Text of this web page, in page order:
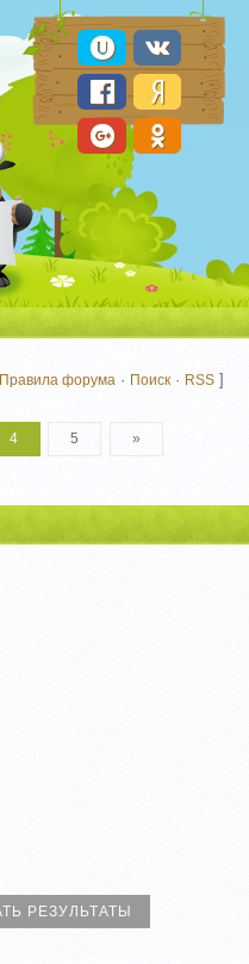
Брокеры Форекс
Правила форума · Поиск · RSS ]
4 5 »